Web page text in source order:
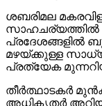
ശബരിമല
സാഹചര്യത്തില്‍
പ്രദേശങ്ങളില്‍
മഴയ്ക്കുള്ള
പ്രത്യേക
തീര്‍ത്ഥാടകര്‍
അധികൃതര്‍